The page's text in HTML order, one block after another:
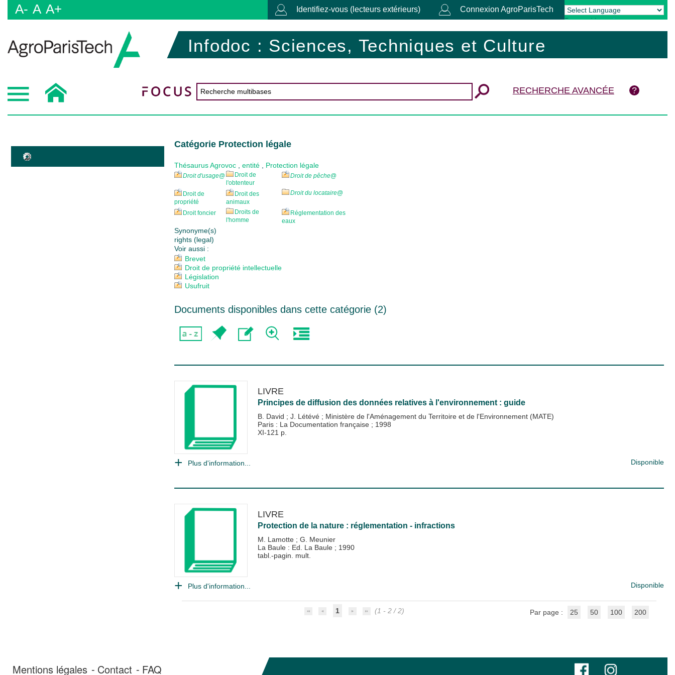
A- A A+ Identifiez-vous (lecteurs extérieurs) Connexion AgroParisTech
Powered by Translate
Infodoc : Sciences, Techniques et Culture
RECHERCHE AVANCÉE
Catégorie Protection légale
Thésaurus Agrovoc entité Protection légale
Droit d'usage@
Droit de
l'obtenteur
Droit de pêche@
Droit de
propriété
Droit des
animaux
Droit du locataire@
Droit foncier
Droits de
l'homme
Réglementation des
eaux
Synonyme(s)
rights (legal)
Voir aussi :
Brevet
Droit de propriété intellectuelle
Législation
Usufruit
Documents disponibles dans cette catégorie (2)
LIVRE
Principes de diffusion des données relatives à l'environnement : guide
B. David ; J. Létévé ; Ministère de l'Aménagement du Territoire et de l'Environnement (MATE)
Paris : La Documentation française ; 1998
XI-121 p.
Plus d'information... Disponible
LIVRE
Protection de la nature : réglementation - infractions
M. Lamotte ; G. Meunier
La Baule : Ed. La Baule ; 1990
tabl.-pagin. mult.
Plus d'information... Disponible
1 (1 - 2 / 2) Par page : 25 50 100 200
Mentions légales Contact FAQ